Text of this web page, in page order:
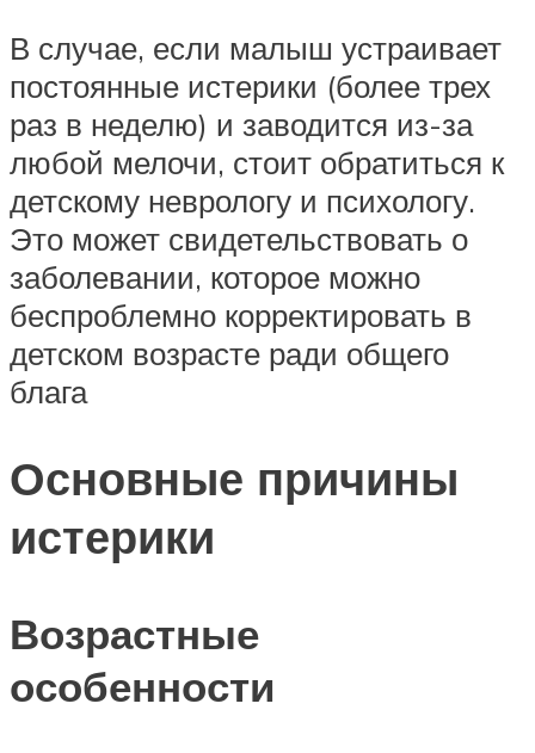
В случае, если малыш устраивает
постоянные истерики (более трех
раз в неделю) и заводится из-за
любой мелочи, стоит обратиться к
детскому неврологу и психологу.
Это может свидетельствовать о
заболевании, которое можно
беспроблемно корректировать в
детском возрасте ради общего
блага
Основные причины
истерики
Возрастные
особенности